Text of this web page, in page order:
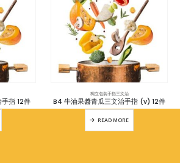
指 12件
獨立包裝手指三文治
B4 牛油果醬青瓜三文治手指 (v) 12件
READ MORE